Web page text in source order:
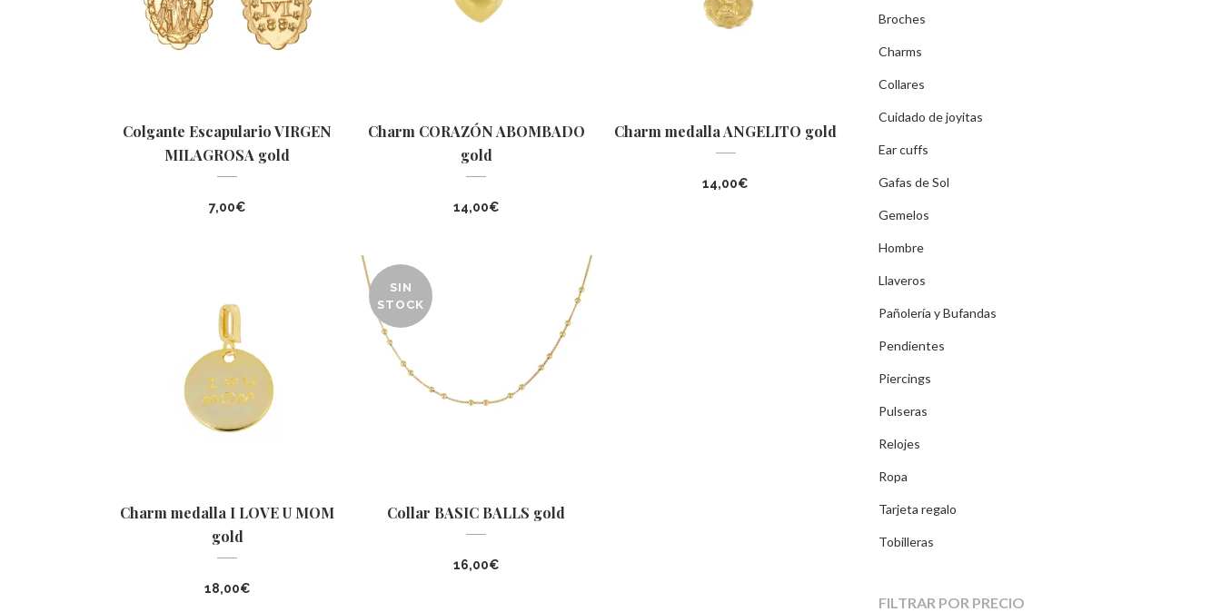
Colgante Escapulario VIRGEN
MILAGROSA gold
7,00€
Charm CORAZÓN ABOMBADO
gold
14,00€
Charm medalla ANGELITO gold
14,00€
Charm medalla I LOVE U MOM
gold
18,00€
SIN
STOCK
Collar BASIC BALLS gold
16,00€
Broches
Charms
Collares
Cuidado de joyitas
Ear cuffs
Gafas de Sol
Gemelos
Hombre
Llaveros
Pañolería y Bufandas
Pendientes
Piercings
Pulseras
Relojes
Ropa
Tarjeta regalo
Tobilleras
FILTRAR POR PRECIO